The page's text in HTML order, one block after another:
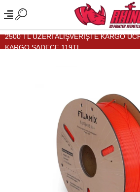
2500 TL ÜZERİ ALIŞVERİŞTE KARGO
KARGO SADECE 119TL...